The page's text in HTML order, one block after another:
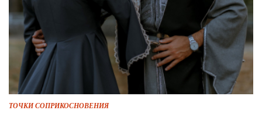
ТОЧКИ СОПРИКОСНОВЕНИЯ